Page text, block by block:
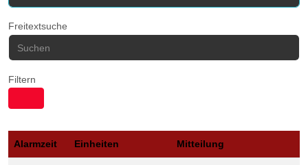
Freitextsuche
Filtern
Alarmzeit Einheiten Mitteilung